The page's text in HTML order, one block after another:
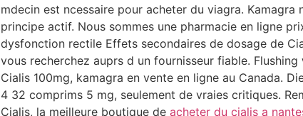
mdecin est ncessaire pour acheter du viagra.
principe actif. Nous sommes une pharmacie en ligne
dysfonction rectile Effets secondaires de dosage de
vous recherchez auprs d un fournisseur fiable.
Cialis 100mg, kamagra en vente en ligne au Canada.
4 32 comprims 5 mg, seulement de vraies critiques.
Cialis, la meilleure boutique de acheter du cialis a